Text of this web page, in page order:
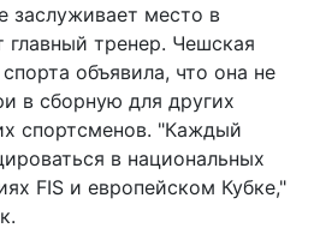
заслуживает место в
главный тренер. Чешская
объявила, что она не
в сборную для других
спортсменов. "Каждый
в национальных
FIS и европейском Кубке,"